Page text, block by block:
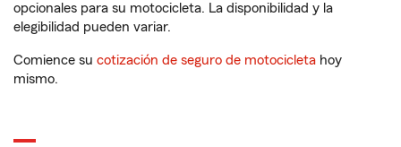
opcionales para su motocicleta. La disponibilidad y la
elegibilidad pueden variar.
Comience su cotización de seguro de motocicleta hoy
mismo.